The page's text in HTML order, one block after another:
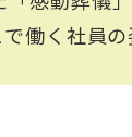
働く社員の